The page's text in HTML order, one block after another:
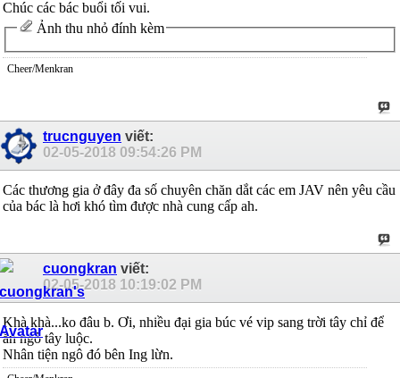
Chúc các bác buổi tối vui.
Ảnh thu nhỏ đính kèm
Cheer/Menkran
trucnguyen viết:
02-05-2018 09:54:26 PM
Các thương gia ở đây đa số chuyên chăn dắt các em JAV nên yêu cầu
của bác là hơi khó tìm được nhà cung cấp ah.
cuongkran viết:
02-05-2018 10:19:02 PM
Khà khà...ko đâu b. Ơi, nhiều đại gia búc vé vip sang trời tây chỉ để
ăn ngô tây luộc.
Nhân tiện ngô đó bên Ing lừn.